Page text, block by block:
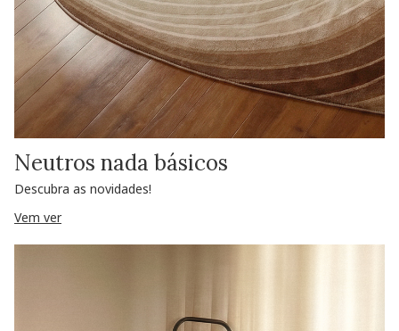
Neutros nada básicos
Descubra as novidades!
Vem ver